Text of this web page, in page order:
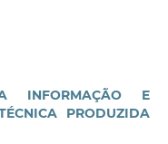
INFORMAÇÃO E
PRODUZIDA